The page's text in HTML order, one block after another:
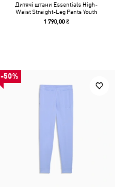
Дитячі штани Essentials High-
Waist Straight-Leg Pants Youth
1 790,00 ₴
-50%